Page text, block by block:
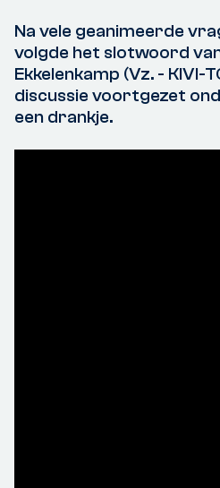
Na vele geanimeerde
volgde het slotwoord
Ekkelenkamp (Vz. - KIVI-
discussie voortgezet
een drankje.